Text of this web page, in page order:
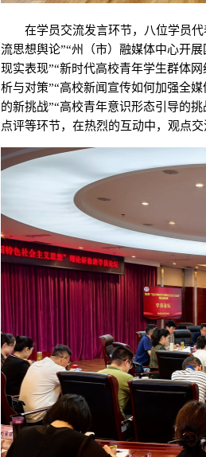
在学员交流发言环节，八位学员代
流思想舆论”“州（市）融媒体中心开
现实表现”“新时代高校青年学生群体
析与对策”“高校新闻宣传如何加强全
的新挑战”“高校青年意识形态引导的
点评等环节，在热烈的互动中，观点